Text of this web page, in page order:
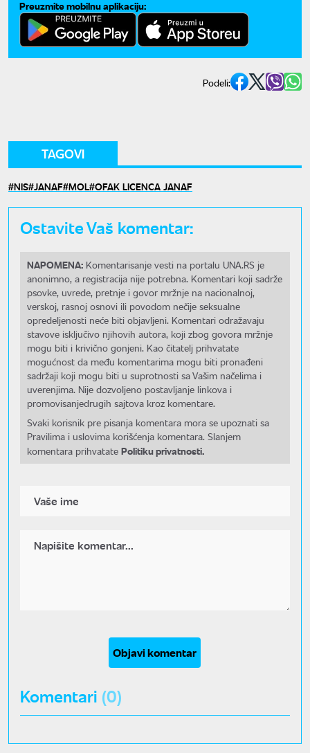
Preuzmite mobilnu aplikaciju:
Podeli:
TAGOVI
NIS JANAF MOL OFAK LICENCA JANAF
Ostavite Vaš komentar:
NAPOMENA: Komentarisanje vesti na portalu UNA.RS je
anonimno, a registracija nije potrebna. Komentari koji sadrže
psovke, uvrede, pretnje i govor mržnje na nacionalnoj,
verskoj, rasnoj osnovi ili povodom nečije seksualne
opredeljenosti neće biti objavljeni. Komentari odražavaju
stavove isključivo njihovih autora, koji zbog govora mržnje
mogu biti i krivično gonjeni. Kao čitatelj prihvatate
mogućnost da među komentarima mogu biti pronađeni
sadržaji koji mogu biti u suprotnosti sa Vašim načelima i
uverenjima. Nije dozvoljeno postavljanje linkova i
promovisanjedrugih sajtova kroz komentare.
Svaki korisnik pre pisanja komentara mora se upoznati sa
Pravilima i uslovima korišćenja komentara. Slanjem
komentara prihvatate Politiku privatnosti.
Objavi komentar
Komentari (0)